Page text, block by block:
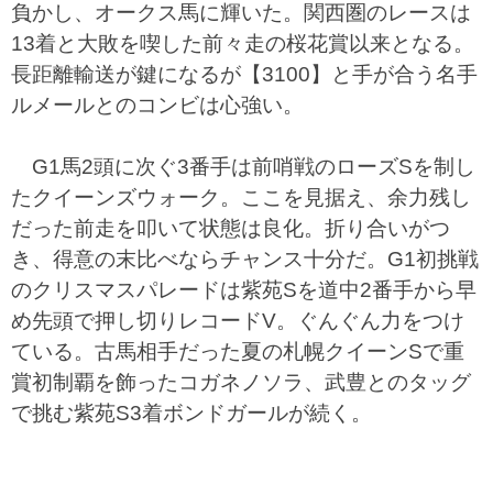
負かし、オークス馬に輝いた。関西圏のレースは
13着と大敗を喫した前々走の桜花賞以来となる。
長距離輸送が鍵になるが【3100】と手が合う名手
ルメールとのコンビは心強い。
G1馬2頭に次ぐ3番手は前哨戦のローズSを制し
たクイーンズウォーク。ここを見据え、余力残し
だった前走を叩いて状態は良化。折り合いがつ
き、得意の末比べならチャンス十分だ。G1初挑戦
のクリスマスパレードは紫苑Sを道中2番手から早
め先頭で押し切りレコードV。ぐんぐん力をつけ
ている。古馬相手だった夏の札幌クイーンSで重
賞初制覇を飾ったコガネノソラ、武豊とのタッグ
で挑む紫苑S3着ボンドガールが続く。